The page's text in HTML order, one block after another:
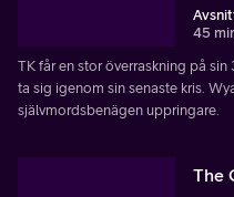
45
TK får en stor överraskning på
ta sig igenom sin senaste kris.
självmordsbenägen uppringare.
The